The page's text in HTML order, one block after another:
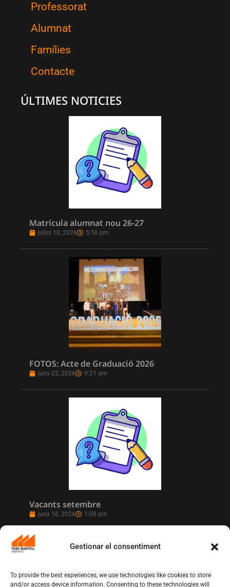
Gestionar el consentiment
To provide the best experiences, we use technologies like cookies to store
and/or access device information. Consenting to these technologies will
Professorat
Alumnat
Famílies
Contacte
ÚLTIMES NOTICIES
Matrícula alumnat nou 26-27
juliol 10, 2026 5:56 pm
FOTOS: Acte de Graduació 2026
juny 22, 2026 9:21 am
Vacants setembre
juny 16, 2026 1:08 pm